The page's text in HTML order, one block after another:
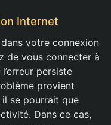
Internet
votre connexion
de vous connecter à
persiste
provient
se pourrait que
Dans ce cas,